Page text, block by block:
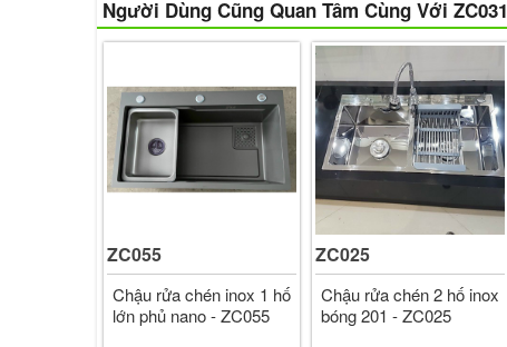
Người Dùng Cũng Quan Tâm Cùng Với ZC031
ZC055
Chậu rửa chén inox 1 hố
lớn phủ nano - ZC055
ZC025
Chậu rửa chén 2 hố inox
bóng 201 - ZC025